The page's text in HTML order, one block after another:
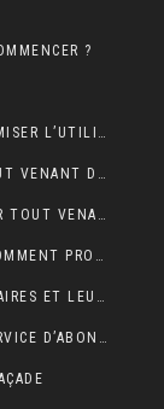
?
AMÉNAGER UN JARDIN VERTICAL AFIN D’OPTIMISER L’UTILISATION DE L’ESPACE EXTÉRIEUR.
LES DIFFÉRENTS TYPES DE BENNES POUR TOUT VENANT DISPONIBLES
COMMENT CHOISIR LA TAILLE DE BENNE POUR TOUT VENANT ?
RÉNOVATION COMPLÈTE D’UN LOGEMENT : COMMENT PROCÉDER ?
LES MATÉRIAUX DE TOITURE LES PLUS POPULAIRES ET LEURS CARACTÉRISTIQUES
POURQUOI IPTV FRANCE EST LE MEILLEUR SERVICE D’ABONNEMENT IPTV ?